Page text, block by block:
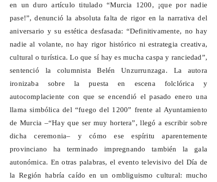
en un duro artículo titulado “Murcia 1200, ¡que por nadie
pase!”, denunció la absoluta falta de rigor en la narrativa del
aniversario y su estética desfasada: “Definitivamente, no hay
nadie al volante, no hay rigor histórico ni estrategia creativa,
cultural o turística. Lo que sí hay es mucha caspa y ranciedad”,
sentenció la columnista Belén Unzurrunzaga. La autora
ironizaba sobre la puesta en escena folclórica y
autocomplaciente con que se encendió el pasado enero una
llama simbólica del “fuego del 1200” frente al Ayuntamiento
de Murcia –“Hay que ser muy hortera”, llegó a escribir sobre
dicha ceremonia– y cómo ese espíritu aparentemente
provinciano ha terminado impregnando también la gala
autonómica. En otras palabras, el evento televisivo del Día de
la Región habría caído en un ombliguismo cultural: mucho